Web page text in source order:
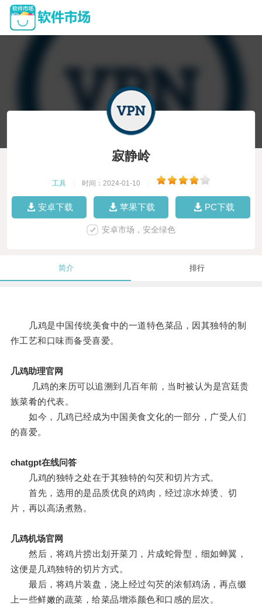
寂静岭
工具 时间：2024-01-10
安卓下载 苹果下载 PC下载
安卓市场，安全绿色
简介 排行
几鸡是中国传统美食中的一道特色菜品，因其独特的制
作工艺和口味而备受喜爱。
几鸡助理官网
几鸡的来历可以追溯到几百年前，当时被认为是宫廷贵
族菜肴的代表。
如今，几鸡已经成为中国美食文化的一部分，广受人们
的喜爱。
chatgpt在线问答
几鸡的独特之处在于其独特的勾芡和切片方式。
首先，选用的是品质优良的鸡肉，经过凉水焯烫、切
片，再以高汤煮熟。
几鸡机场官网
然后，将鸡片捞出划开菜刀，片成蛇骨型，细如蝉翼，
这便是几鸡独特的切片方式。
最后，将鸡片装盘，浇上经过勾芡的浓郁鸡汤，再点缀
上一些鲜嫩的蔬菜，给菜品增添颜色和口感的层次。